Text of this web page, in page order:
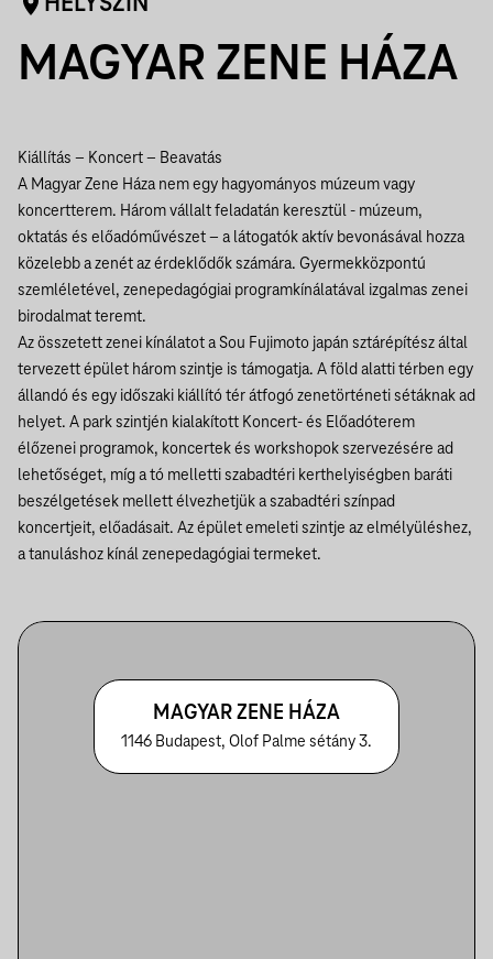
MAGYAR ZENE HÁZA
Kiállítás – Koncert – Beavatás
A Magyar Zene Háza nem egy hagyományos múzeum vagy
koncertterem. Három vállalt feladatán keresztül - múzeum,
oktatás és előadóművészet – a látogatók aktív bevonásával hozza
közelebb a zenét az érdeklődők számára. Gyermekközpontú
szemléletével, zenepedagógiai programkínálatával izgalmas zenei
birodalmat teremt.
Az összetett zenei kínálatot a Sou Fujimoto japán sztárépítész által
tervezett épület három szintje is támogatja. A föld alatti térben egy
állandó és egy időszaki kiállító tér átfogó zenetörténeti sétáknak ad
helyet. A park szintjén kialakított Koncert- és Előadóterem
élőzenei programok, koncertek és workshopok szervezésére ad
lehetőséget, míg a tó melletti szabadtéri kerthelyiségben baráti
beszélgetések mellett élvezhetjük a szabadtéri színpad
koncertjeit, előadásait. Az épület emeleti szintje az elmélyüléshez,
a tanuláshoz kínál zenepedagógiai termeket.
MAGYAR ZENE HÁZA
1146 Budapest, Olof Palme sétány 3.